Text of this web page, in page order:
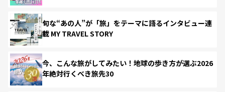
旬な“あの人”が「旅」をテーマに語るインタビュー連
載 MY TRAVEL STORY
今、こんな旅がしてみたい！地球の歩き方が選ぶ2026
年絶対行くべき旅先30